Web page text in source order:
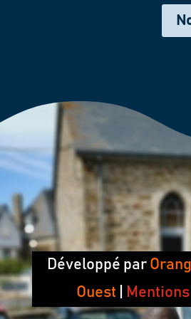
Développé par
Ouest